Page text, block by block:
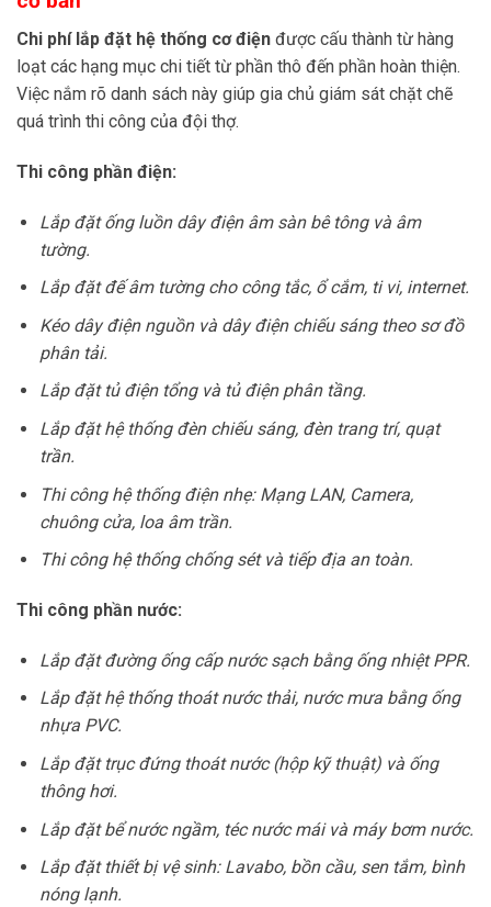
Chi phí lắp đặt hệ thống cơ điện được cấu thành từ hàng
loạt các hạng mục chi tiết từ phần thô đến phần hoàn thiện.
Việc nắm rõ danh sách này giúp gia chủ giám sát chặt chẽ
quá trình thi công của đội thợ.
Thi công phần điện:
Lắp đặt ống luồn dây điện âm sàn bê tông và âm
tường.
Lắp đặt đế âm tường cho công tắc, ổ cắm, ti vi, internet.
Kéo dây điện nguồn và dây điện chiếu sáng theo sơ đồ
phân tải.
Lắp đặt tủ điện tổng và tủ điện phân tầng.
Lắp đặt hệ thống đèn chiếu sáng, đèn trang trí, quạt
trần.
Thi công hệ thống điện nhẹ: Mạng LAN, Camera,
chuông cửa, loa âm trần.
Thi công hệ thống chống sét và tiếp địa an toàn.
Thi công phần nước:
Lắp đặt đường ống cấp nước sạch bằng ống nhiệt PPR.
Lắp đặt hệ thống thoát nước thải, nước mưa bằng ống
nhựa PVC.
Lắp đặt trục đứng thoát nước (hộp kỹ thuật) và ống
thông hơi.
Lắp đặt bể nước ngầm, téc nước mái và máy bơm nước.
Lắp đặt thiết bị vệ sinh: Lavabo, bồn cầu, sen tắm, bình
nóng lạnh.